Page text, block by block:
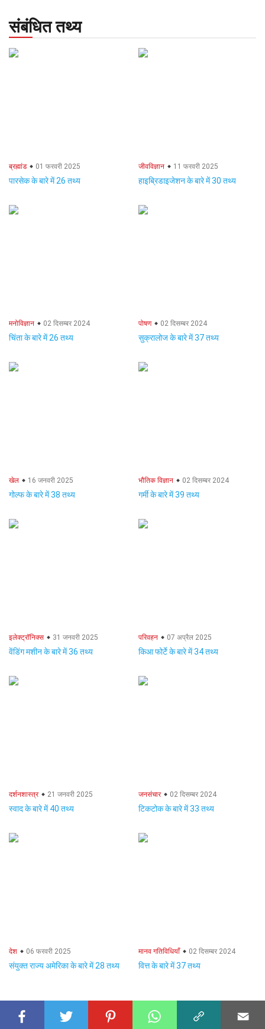
संबंधित तथ्य
ब्रह्मांड 01 फरवरी 2025
पारसेक के बारे में 26 तथ्य
जीवविज्ञान 11 फरवरी 2025
हाइब्रिडाइजेशन के बारे में 30 तथ्य
मनोविज्ञान 02 दिसम्बर 2024
चिंता के बारे में 26 तथ्य
पोषण 02 दिसम्बर 2024
सुक्रालोज के बारे में 37 तथ्य
खेल 16 जनवरी 2025
गोल्फ के बारे में 38 तथ्य
भौतिक विज्ञान 02 दिसम्बर 2024
गर्मी के बारे में 39 तथ्य
इलेक्ट्रॉनिक्स 31 जनवरी 2025
वेंडिंग मशीन के बारे में 36 तथ्य
परिवहन 07 अप्रैल 2025
किआ फोर्टे के बारे में 34 तथ्य
दर्शनशास्त्र 21 जनवरी 2025
स्वाद के बारे में 40 तथ्य
जनसंचार 02 दिसम्बर 2024
टिकटोक के बारे में 33 तथ्य
देश 06 फरवरी 2025
संयुक्त राज्य अमेरिका के बारे में 28 तथ्य
मानव गतिविधियाँ 02 दिसम्बर 2024
वित्त के बारे में 37 तथ्य